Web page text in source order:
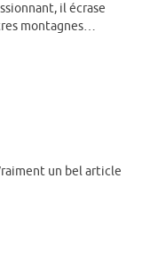
il écrase
montagnes…
un bel article